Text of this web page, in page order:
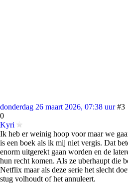
donderdag 26 maart 2026, 07:38 uur #3
0
Kyri
Ik heb er weinig hoop voor maar we
is een boek als ik mij niet vergis. Dat
enorm uitgerekt gaan worden en de
hun recht komen. Als ze uberhaupt die
Netflix maar als deze serie het slecht
stug volhoudt of het annuleert.